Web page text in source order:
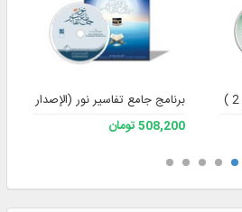
برنامج جامع تفاسير نور (الإصدار 4)
508,200 تومان